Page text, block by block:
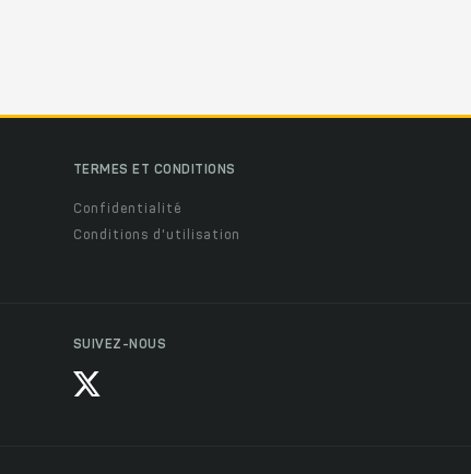
TERMES ET CONDITIONS
Confidentialité
Conditions d'utilisation
SUIVEZ-NOUS